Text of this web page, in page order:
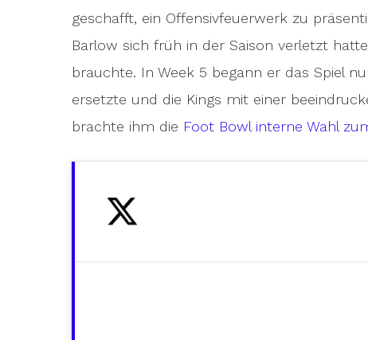
geschafft, ein Offensivfeuerwerk zu
Barlow sich früh in der Saison verletzt
brauchte. In Week 5 begann er das Spiel
ersetzte und die Kings mit einer
brachte ihm die Foot Bowl interne Wahl